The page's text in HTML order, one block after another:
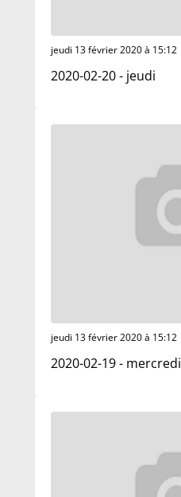
jeudi 13 février 2020 à 15:12
2020-02-20 - jeudi
jeudi 13 février 2020 à 15:12
2020-02-19 - mercredi